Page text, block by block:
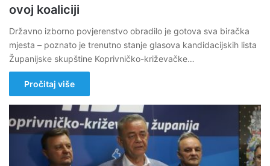
ovoj koaliciji
Državno izborno povjerenstvo obradilo je gotova sva biračka
mjesta – poznato je trenutno stanje glasova kandidacijskih lista
Županijske skupštine Koprivničko-križevačke…
Pročitaj više